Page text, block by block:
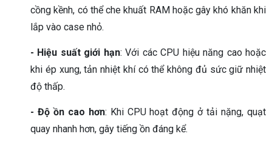
cồng kềnh, có thể che khuất RAM hoặc gây khó khăn khi
lắp vào case nhỏ.
- Hiệu suất giới hạn: Với các CPU hiệu năng cao hoặc
khi ép xung, tản nhiệt khí có thể không đủ sức giữ nhiệt
độ thấp.
- Độ ồn cao hơn: Khi CPU hoạt động ở tải nặng, quạt
quay nhanh hơn, gây tiếng ồn đáng kể.